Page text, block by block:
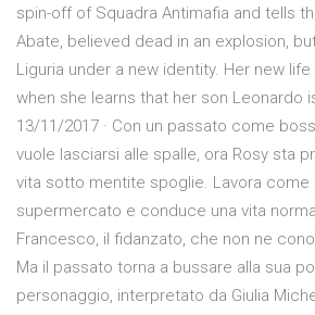
spin-off of Squadra Antimafia and tells
Abate, believed dead in an explosion,
Liguria under a new identity. Her new
when she learns that her son Leonardo
13/11/2017 · Con un passato come
vuole lasciarsi alle spalle, ora Rosy sta
vita sotto mentite spoglie. Lavora come
supermercato e conduce una vita
Francesco, il fidanzato, che non ne
Ma il passato torna a bussare alla sua
personaggio, interpretato da Giulia